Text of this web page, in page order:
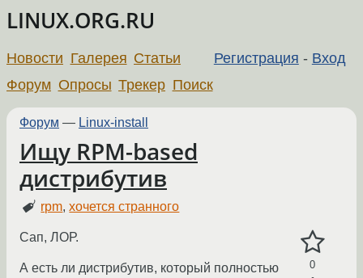
LINUX.ORG.RU
Регистрация - Вход
Новости Галерея Статьи
Форум Опросы Трекер Поиск
Форум — Linux-install
Ищу RPM-based
дистрибутив
rpm,хочется странного
0
Сап, ЛОР.
А есть ли дистрибутив, который полностью